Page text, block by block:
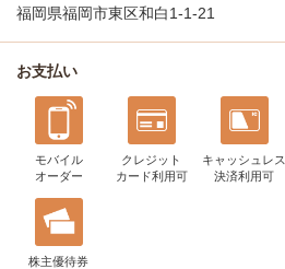
福岡県福岡市東区和白1-1-21
お支払い
モバイル
オーダー
クレジット
カード利用可
キャッシュレス
決済利用可
株主優待券